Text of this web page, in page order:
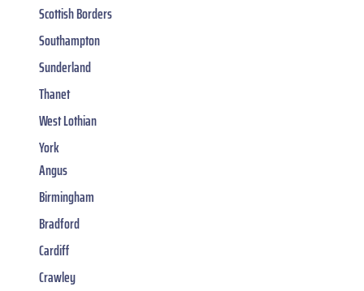
Scottish Borders
Southampton
Sunderland
Thanet
West Lothian
York
Angus
Birmingham
Bradford
Cardiff
Crawley